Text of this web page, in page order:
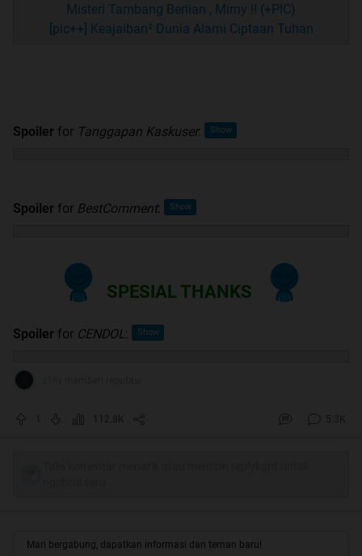
Misteri Tambang Berlian , Mirny !! (+PIC)
[pic++] Keajaiban² Dunia Alami Ciptaan Tuhan
Spoiler for Tanggapan Kaskuser:
Spoiler for BestComment:
SPESIAL THANKS
Spoiler for CENDOL :
112.8K 5.3K
Mari bergabung, dapatkan informasi dan teman baru!